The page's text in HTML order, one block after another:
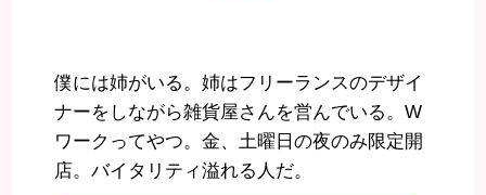
僕には姉がいる。姉はフリーランスのデザイ
ナーをしながら雑貨屋さんを営んでいる。W
ワークってやつ。金、土曜日の夜のみ限定開
店。バイタリティ溢れる人だ。